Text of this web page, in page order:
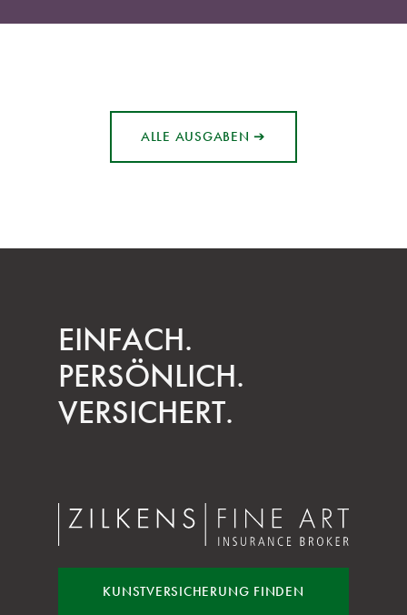
ALLE AUSGABEN ➔
EINFACH.
PERSÖNLICH.
VERSICHERT.
KUNSTVERSICHERUNG FINDEN